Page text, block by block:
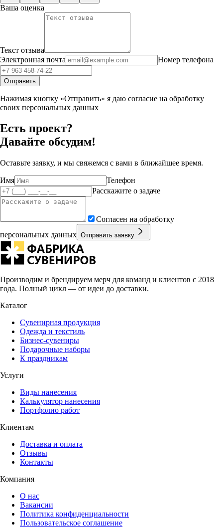
Ваша оценка
Текст отзыва
Электронная почта
Номер телефона
Отправить
Нажимая кнопку «Отправить» я даю согласие на обработку
своих персональных данных
Есть проект?
Давайте обсудим!
Оставьте заявку, и мы свяжемся с вами в ближайшее время.
Имя
Телефон
Расскажите о задаче
Согласен на обработку
персональных данных Отправить заявку
Производим и брендируем мерч для команд и клиентов с 2018
года. Полный цикл — от идеи до доставки.
Каталог
Сувенирная продукция
Одежда и текстиль
Бизнес-сувениры
Подарочные наборы
К праздникам
Услуги
Виды нанесения
Калькулятор нанесения
Портфолио работ
Клиентам
Доставка и оплата
Отзывы
Контакты
Компания
О нас
Вакансии
Политика конфиденциальности
Пользовательское соглашение